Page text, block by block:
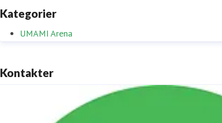
Kategorier
UMAMI Arena
Kontakter